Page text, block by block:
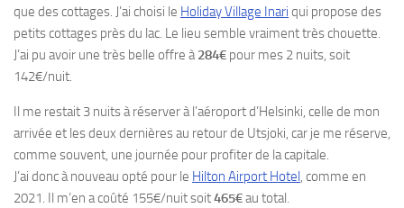
que des cottages. J’ai choisi le Holiday Village Inari qui propose des
petits cottages près du lac. Le lieu semble vraiment très chouette.
J’ai pu avoir une très belle offre à284€ pour mes 2 nuits, soit
142€/nuit.
Il me restait 3 nuits à réserver à l’aéroport d’Helsinki, celle de mon
arrivée et les deux dernières au retour de Utsjoki, car je me réserve,
comme souvent, une journée pour profiter de la capitale.
J’ai donc à nouveau opté pour le Hilton Airport Hotel, comme en
2021. Il m’en a coûté 155€/nuit soit465€au total.